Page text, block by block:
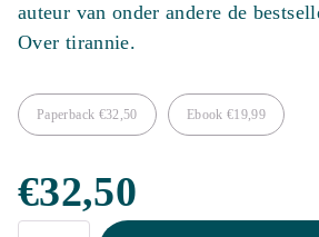
auteur van onder andere de
Over tirannie.
Paperback €32,50 Ebook €19,99
€32,50